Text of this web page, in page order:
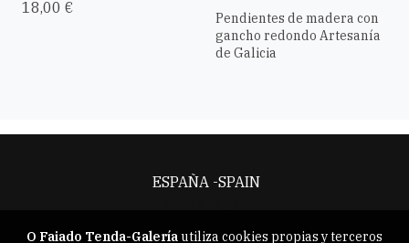
18,00 €
Pendientes de madera con
gancho redondo Artesanía
de Galicia
ESPAÑA -SPAIN
O Faiado Tenda-Galeríautiliza cookies propias y terceros